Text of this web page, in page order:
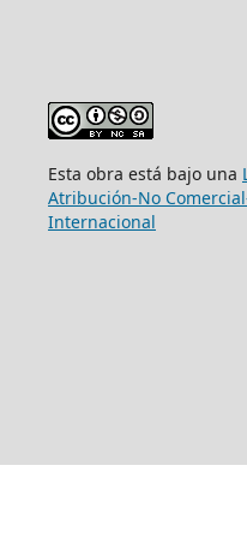
Esta obra está bajo una
Atribución-No
Internacional